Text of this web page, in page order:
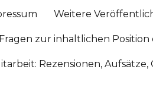
Weitere
zur inhaltlichen
Rezensionen,